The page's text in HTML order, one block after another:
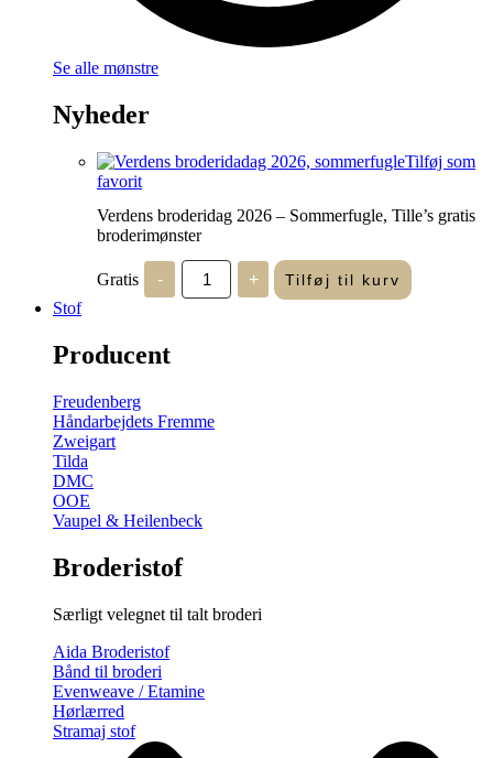
Se alle mønstre
Nyheder
Tilføj som
favorit
Verdens broderidag 2026 – Sommerfugle, Tille’s gratis
broderimønster
Gratis -
Verdens
broderidag
2026
+ Tilføj til kurv
Stof
Producent
Freudenberg
Håndarbejdets Fremme
Zweigart
Tilda
DMC
OOE
Vaupel & Heilenbeck
Broderistof
Særligt velegnet til talt broderi
Aida Broderistof
Bånd til broderi
Evenweave / Etamine
Hørlærred
Stramaj stof